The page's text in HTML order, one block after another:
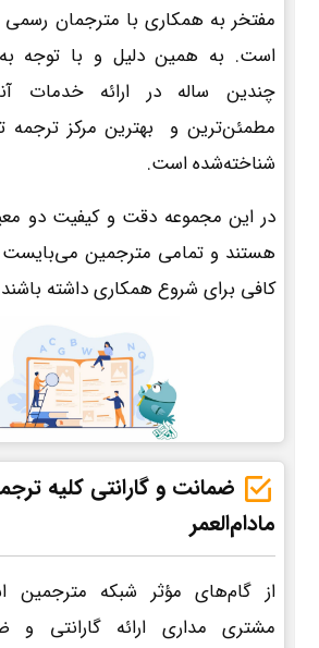
مفتخر به همکاری با مترجمان رسمی
است. به همین دلیل و با توجه
چندین ساله در ارائه خدمات
مطمئن‌ترین و بهترین مرکز
شناخته‌شده است.
در این مجموعه دقت و کیفیت دو
هستند و تمامی مترجمین
کافی برای شروع همکاری داشته
ضمانت و گارانتی کلیه
مادام‌العمر
از گام‌های مؤثر شبکه مترجمین
مشتری مداری ارائه گارانتی و